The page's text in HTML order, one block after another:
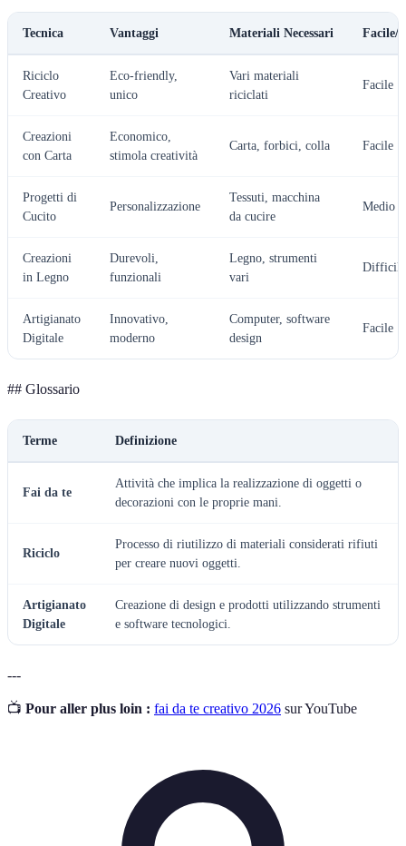
Tecnica Vantaggi Materiali Necessari Facile/
Riciclo
Creativo
Eco-friendly,
unico
Vari materiali
riciclati
Facile
Creazioni
con Carta
Economico,
stimola creatività
Carta, forbici, colla Facile
Progetti di
Cucito
Personalizzazione
Tessuti, macchina
da cucire
Medio
Creazioni
in Legno
Durevoli,
funzionali
Legno, strumenti
vari
Difficile
Artigianato
Digitale
Innovativo,
moderno
Computer, software
design
Facile
## Glossario
Terme Definizione
Fai da te
Attività che implica la realizzazione di oggetti o
decorazioni con le proprie mani.
Riciclo
Processo di riutilizzo di materiali considerati rifiuti
per creare nuovi oggetti.
Artigianato
Digitale
Creazione di design e prodotti utilizzando strumenti
e software tecnologici.
---
📺 Pour aller plus loin : fai da te creativo 2026 sur YouTube